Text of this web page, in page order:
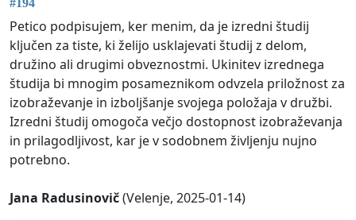
Petico podpisujem, ker menim, da je izredni študij
ključen za tiste, ki želijo usklajevati študij z delom,
družino ali drugimi obveznostmi. Ukinitev izrednega
študija bi mnogim posameznikom odvzela priložnost za
izobraževanje in izboljšanje svojega položaja v družbi.
Izredni študij omogoča večjo dostopnost izobraževanja
in prilagodljivost, kar je v sodobnem življenju nujno
potrebno.
Jana Radusinovič(Velenje, 2025-01-14)